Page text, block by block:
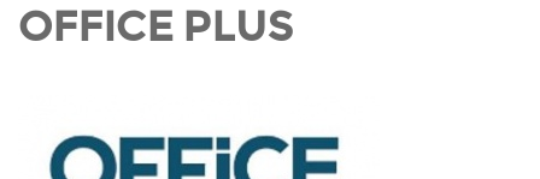
OFFICE PLUS